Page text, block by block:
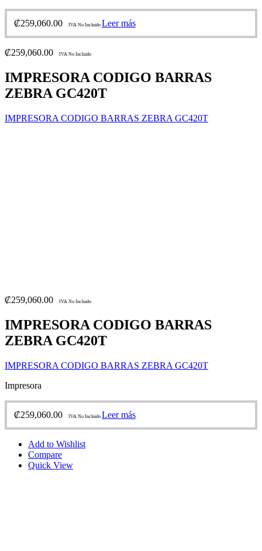
₡259,060.00 IVA No Incluido Leer más
₡259,060.00 IVA No Incluido
IMPRESORA CODIGO BARRAS
ZEBRA GC420T
IMPRESORA CODIGO BARRAS ZEBRA GC420T
₡259,060.00 IVA No Incluido
IMPRESORA CODIGO BARRAS
ZEBRA GC420T
IMPRESORA CODIGO BARRAS ZEBRA GC420T
Impresora
₡259,060.00 IVA No Incluido Leer más
Add to Wishlist
Compare
Quick View